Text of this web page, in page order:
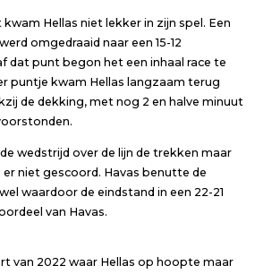
Hellas niet lekker in zijn spel. Een
omgedraaid naar een 15-12
dat punt begon het een inhaal race te
puntje kwam Hellas langzaam terug
de dekking, met nog 2 en halve minuut
wedstrijd over de lijn de trekken maar
er niet gescoord. Havas benutte de
waardoor de eindstand in een 22-21
van Havas.
van 2022 waar Hellas op hoopte maar